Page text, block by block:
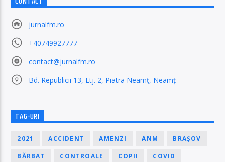
jurnalfm.ro
+40749927777
contact@jurnalfm.ro
Bd. Republicii 13, Etj. 2, Piatra Neamț, Neamț
TAG-URI
2021 ACCIDENT AMENZI ANM BRAȘOV
BĂRBAT CONTROALE COPII COVID